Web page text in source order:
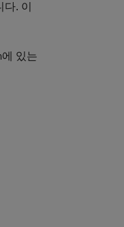
. 이
에 있는